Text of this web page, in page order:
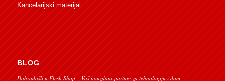
Kancelarijski materijal
BLOG
Dobrodošli u Flesh Shop – Vaš pouzdani partner za tehnologiju i dom